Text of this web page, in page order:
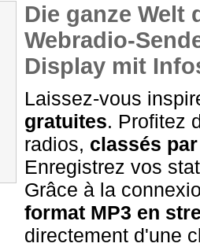
Die ganze Welt
Webradio-
Display mit
Laissez-vous
gratuites. Profitez
radios, classés
Enregistrez vos
Grâce à la
format MP3 en
directement d'une